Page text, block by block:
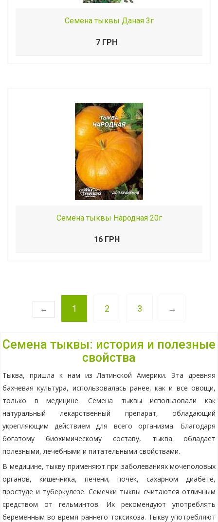
Семена тыквы Даная 3г
7 ГРН
Семена тыквы Народная 20г
16 ГРН
← 1 2 3 →
Семена тыквы: история и полезные
свойства
Тыква, пришла к нам из Латинской Америки. Эта древняя
бахчевая культура, использовалась ранее, как и все овощи,
только в медицине. Семена тыквы использовали как
натуральный лекарственный препарат, обладающий
укрепляющим действием для всего организма. Благодаря
богатому биохимическому составу, тыква обладает
полезными, лечебными и питательными свойствами.
В медицине, тыкву применяют при заболеваниях мочеполовых
органов, кишечника, печени, почек, сахарном диабете,
простуде и туберкулезе. Семечки тыквы считаются отличным
средством от гельминтов. Их рекомендуют употреблять
беременным во время раннего токсикоза. Тыкву употребляют